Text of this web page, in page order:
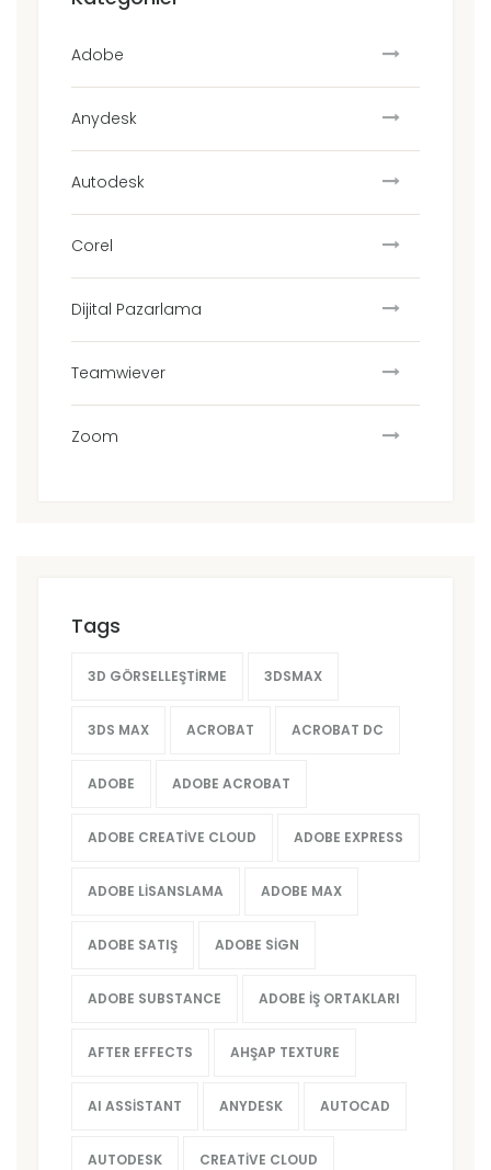
Adobe
Anydesk
Autodesk
Corel
Dijital Pazarlama
Teamwiever
Zoom
Tags
3D GÖRSELLEŞTIRME 3DSMAX
3DS MAX ACROBAT ACROBAT DC
ADOBE ADOBE ACROBAT
ADOBE CREATIVE CLOUD ADOBE EXPRESS
ADOBE LISANSLAMA ADOBE MAX
ADOBE SATIŞ ADOBE SIGN
ADOBE SUBSTANCE ADOBE İŞ ORTAKLARI
AFTER EFFECTS AHŞAP TEXTURE
AI ASSISTANT ANYDESK AUTOCAD
AUTODESK CREATIVE CLOUD